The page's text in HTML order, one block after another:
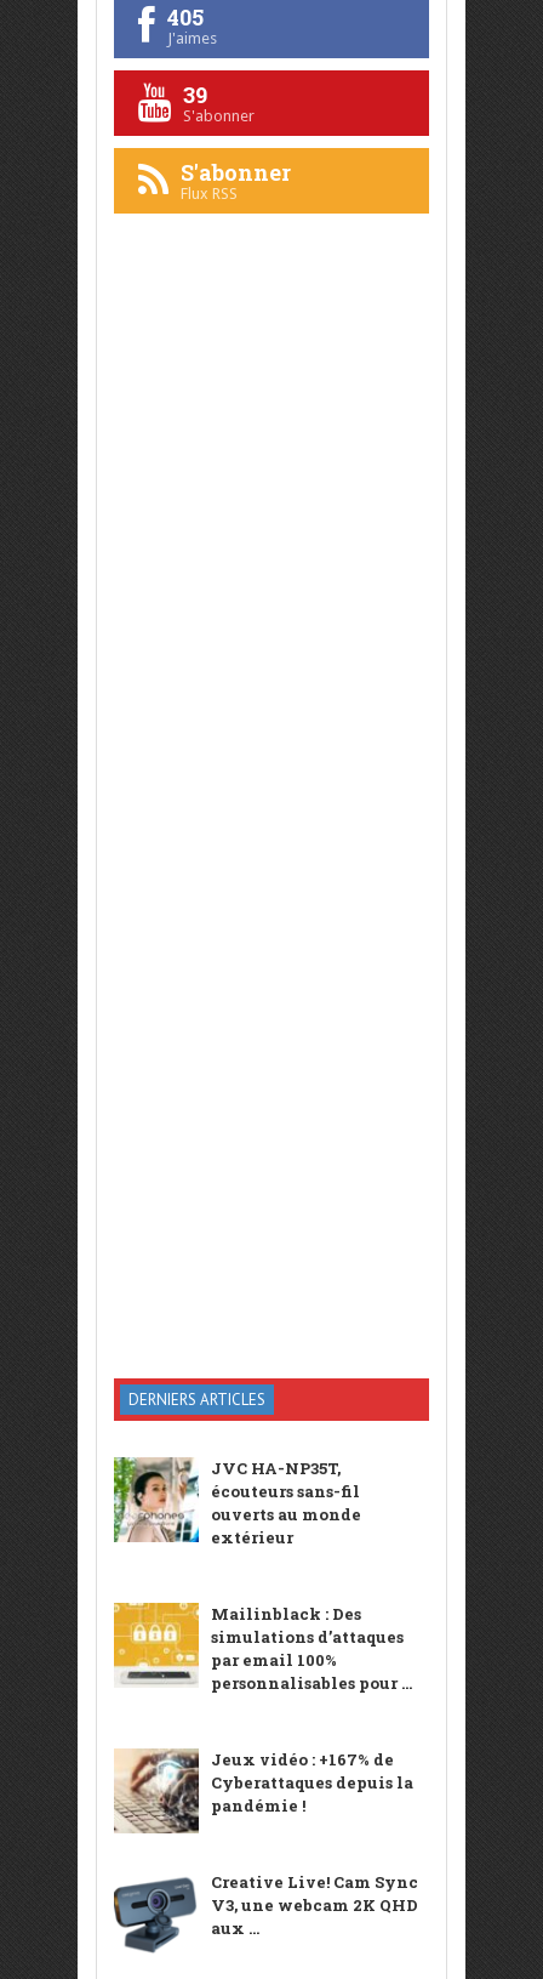
405
J'aimes
39
S'abonner
S'abonner
Flux RSS
DERNIERS ARTICLES
JVC HA-NP35T,
écouteurs sans-fil
ouverts au monde
extérieur
Mailinblack : Des
simulations d’attaques
par email 100%
personnalisables pour ...
Jeux vidéo : +167% de
Cyberattaques depuis la
pandémie !
Creative Live! Cam Sync
V3, une webcam 2K QHD
aux ...